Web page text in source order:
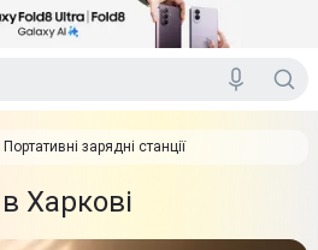
Портативні зарядні станції
Харкові